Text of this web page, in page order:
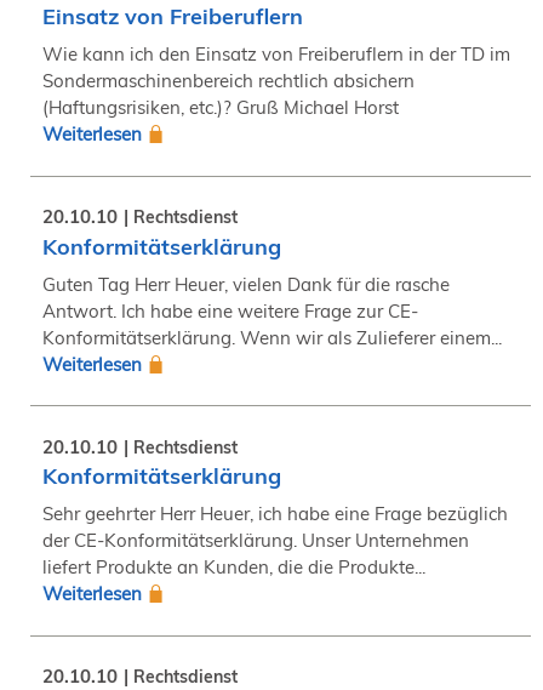
Einsatz von Freiberuflern
Wie kann ich den Einsatz von Freiberuflern in der TD im
Sondermaschinenbereich rechtlich absichern
(Haftungsrisiken, etc.)? Gruß Michael Horst
Weiterlesen
20.10.10 Rechtsdienst
Konformitätserklärung
Guten Tag Herr Heuer, vielen Dank für die rasche
Antwort. Ich habe eine weitere Frage zur CE-
Konformitätserklärung. Wenn wir als Zulieferer einem...
Weiterlesen
20.10.10 Rechtsdienst
Konformitätserklärung
Sehr geehrter Herr Heuer, ich habe eine Frage bezüglich
der CE-Konformitätserklärung. Unser Unternehmen
liefert Produkte an Kunden, die die Produkte...
Weiterlesen
20.10.10 Rechtsdienst